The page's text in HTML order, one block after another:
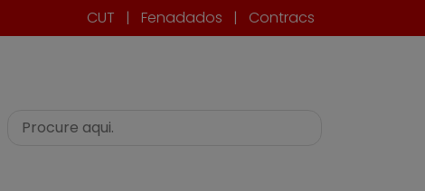
CUT | Fenadados | Contracs